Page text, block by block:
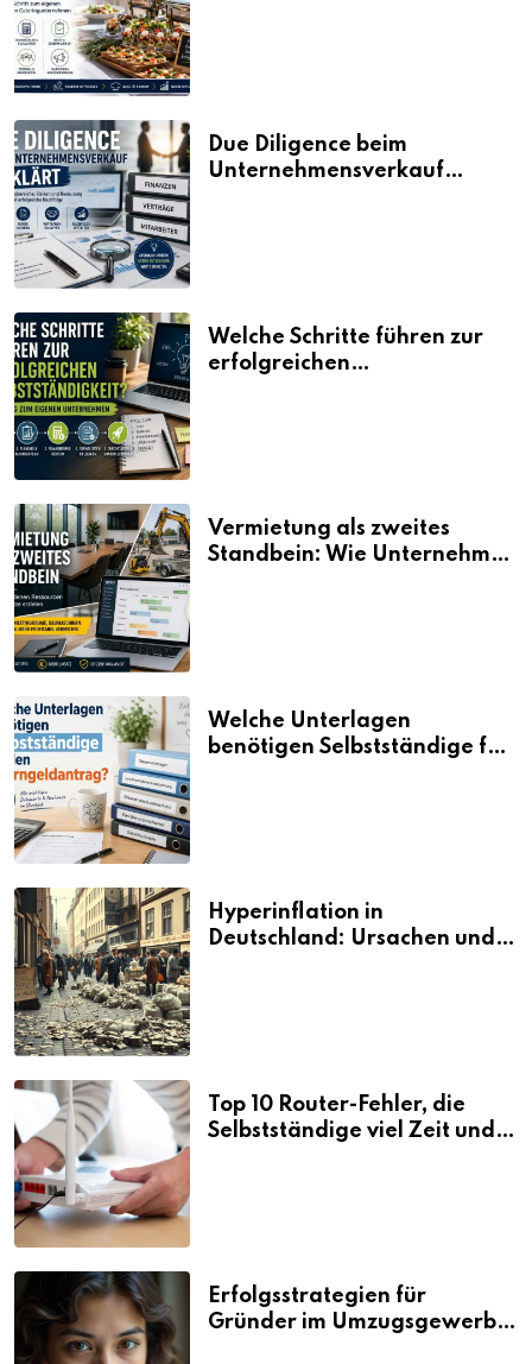
Due Diligence beim
Unternehmensverkauf
Welche Schritte führen zur
erfolgreichen
Vermietung als zweites
Standbein: Wie Unternehmen
Welche Unterlagen
benötigen Selbstständige für
Hyperinflation in
Deutschland: Ursachen und
Top 10 Router-Fehler, die
Selbstständige viel Zeit und
Erfolgsstrategien für
Gründer im Umzugsgewerbe